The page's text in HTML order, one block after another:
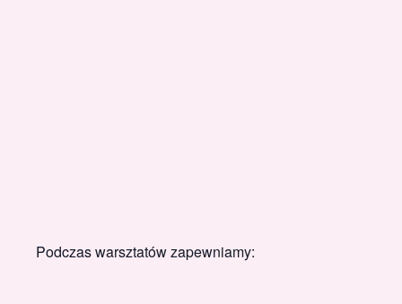
Podczas warsztatów zapewniamy: